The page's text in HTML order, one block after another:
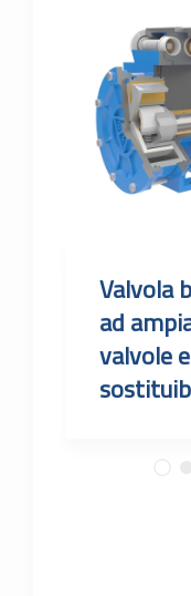
Valvola
ad
valvole